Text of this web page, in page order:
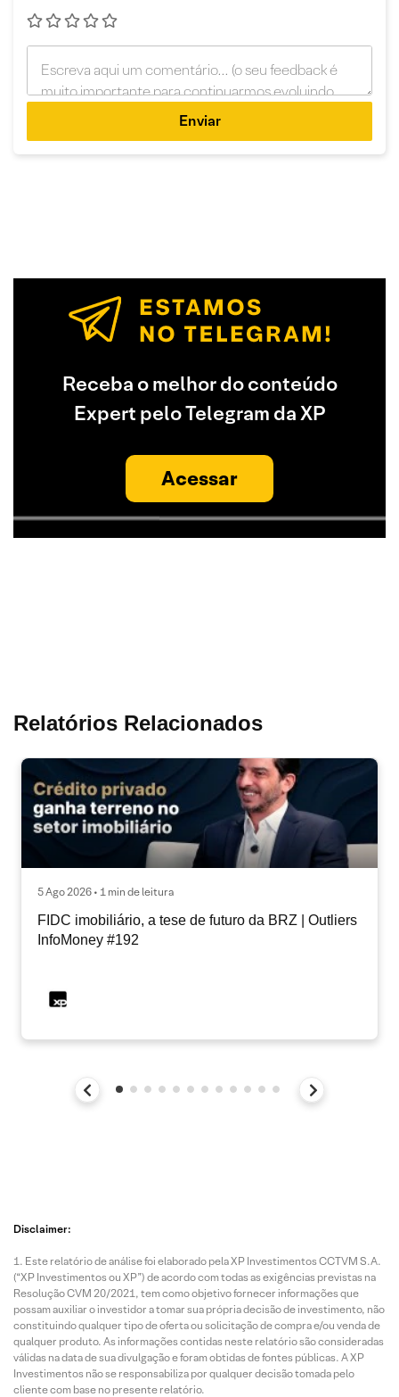
Enviar
Receba o melhor do conteúdo
Expert pelo Telegram da XP
Acessar
Relatórios Relacionados
5 Ago 2026 • 1 min de leitura
FIDC imobiliário, a tese de futuro da BRZ | Outliers
InfoMoney #192
Disclaimer:
Este relatório de análise foi elaborado pela XP Investimentos CCTVM S.A.
(“XP Investimentos ou XP”) de acordo com todas as exigências previstas na
Resolução CVM 20/2021, tem como objetivo fornecer informações que
possam auxiliar o investidor a tomar sua própria decisão de investimento, não
constituindo qualquer tipo de oferta ou solicitação de compra e/ou venda de
qualquer produto. As informações contidas neste relatório são consideradas
válidas na data de sua divulgação e foram obtidas de fontes públicas. A XP
Investimentos não se responsabiliza por qualquer decisão tomada pelo
cliente com base no presente relatório.